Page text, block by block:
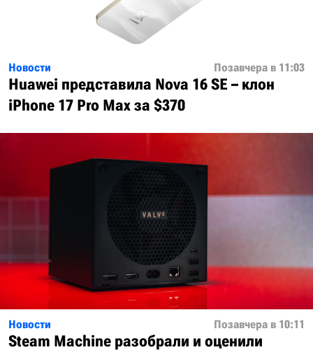
Новости Позавчера в 11:03
Huawei представила Nova 16 SE – клон
iPhone 17 Pro Max за $370
Новости Позавчера в 10:11
Steam Machine разобрали и оценили